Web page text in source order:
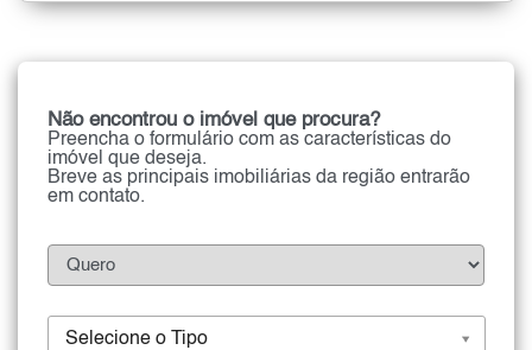
Não encontrou o imóvel que procura?
Preencha o formulário com as características do
imóvel que deseja.
Breve as principais imobiliárias da região entrarão
em contato.
Selecione o Tipo